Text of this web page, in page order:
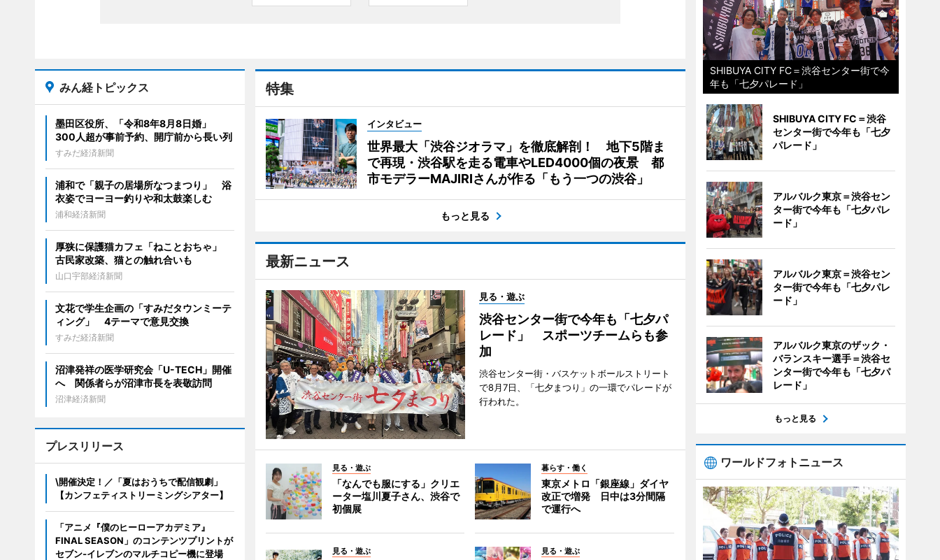
特集
インタビュー
世界最大「渋谷ジオラマ」を徹底解剖！ 地下5階ま
で再現・渋谷駅を走る電車やLED4000個の夜景 都
市モデラーMAJIRIさんが作る「もう一つの渋谷」
もっと見る
最新ニュース
見る・遊ぶ
渋谷センター街で今年も「七夕パ
レード」 スポーツチームらも参
加
渋谷センター街・バスケットボールストリート
で8月7日、「七夕まつり」の一環でパレードが
行われた。
見る・遊ぶ
「なんでも服にする」クリエ
ーター塩川夏子さん、渋谷で
初個展
暮らす・働く
東京メトロ「銀座線」ダイヤ
改正で増発 日中は3分間隔
で運行へ
見る・遊ぶ 見る・遊ぶ
みん経トピックス
墨田区役所、「令和8年8月8日婚」
300人超が事前予約、開庁前から長い列
すみだ経済新聞
浦和で「親子の居場所なつまつり」 浴
衣姿でヨーヨー釣りや和太鼓楽しむ
浦和経済新聞
厚狭に保護猫カフェ「ねことおちゃ」
古民家改築、猫との触れ合いも
山口宇部経済新聞
文花で学生企画の「すみだタウンミーテ
ィング」 4テーマで意見交換
すみだ経済新聞
沼津発祥の医学研究会「U-TECH」開催
へ 関係者らが沼津市長を表敬訪問
沼津経済新聞
プレスリリース
\開催決定！／「夏はおうちで配信観劇」
【カンフェティストリーミングシアター】
「アニメ『僕のヒーローアカデミア』
FINAL SEASON」のコンテンツプリントが
セブン‐イレブンのマルチコピー機に登場
SHIBUYA CITY FC＝渋谷センター街で今
年も「七夕パレード」
SHIBUYA CITY FC＝渋谷
センター街で今年も「七夕
パレード」
アルバルク東京＝渋谷セン
ター街で今年も「七夕パレ
ード」
アルバルク東京＝渋谷セン
ター街で今年も「七夕パレ
ード」
アルバルク東京のザック・
バランスキー選手＝渋谷セ
ンター街で今年も「七夕パ
レード」
もっと見る
ワールドフォトニュース